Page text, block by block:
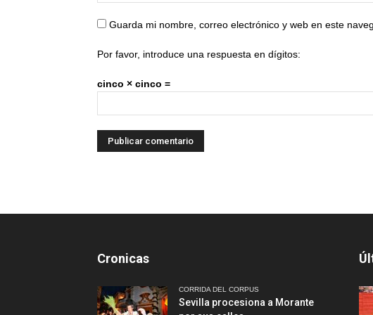
Guarda mi nombre, correo electrónico y web en este
Por favor, introduce una respuesta en dígitos:
cinco × cinco =
Cronicas
CORRIDA DEL CORPUS
Sevilla procesiona a Morante